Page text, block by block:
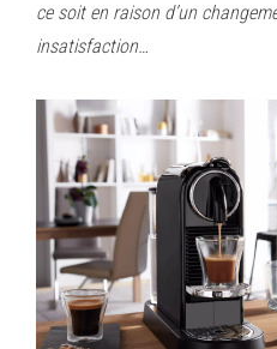
ce soit en raison d’un
insatisfaction…